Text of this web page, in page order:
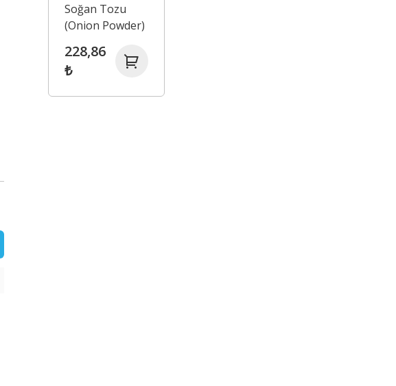
Soğan Tozu
(Onion Powder)
228,86
₺